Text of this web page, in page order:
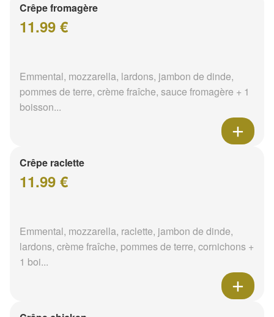
Crêpe fromagère
11.99 €
Emmental, mozzarella, lardons, jambon de dinde,
pommes de terre, crème fraîche, sauce fromagère + 1
boisson...
Crêpe raclette
11.99 €
Emmental, mozzarella, raclette, jambon de dinde,
lardons, crème fraîche, pommes de terre, cornichons +
1 boi...